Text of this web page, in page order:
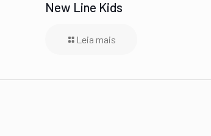
New Line Kids
Leia mais